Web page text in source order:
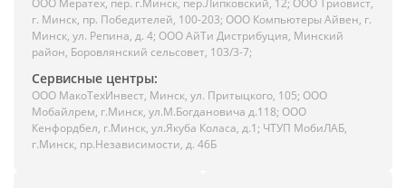
ООО Мератех, пер. г.Минск, пер.Липковский, 12; ООО Триовист,
г. Минск, пр. Победителей, 100-203; ООО Компьютеры Айвен, г.
Минск, ул. Репина, д. 4; ООО АйТи Дистрибуция, Минский
район, Боровлянский сельсовет, 103/3-7;
Сервисные центры:
ООО МакоТехИнвест, Минск, ул. Притыцкого, 105; ООО
Мобайлрем, г.Минск, ул.М.Богдановича д.118; ООО
Кенфордбел, г.Минск, ул.Якуба Коласа, д.1; ЧТУП МобиЛАБ,
г.Минск, пр.Независимости, д. 46Б